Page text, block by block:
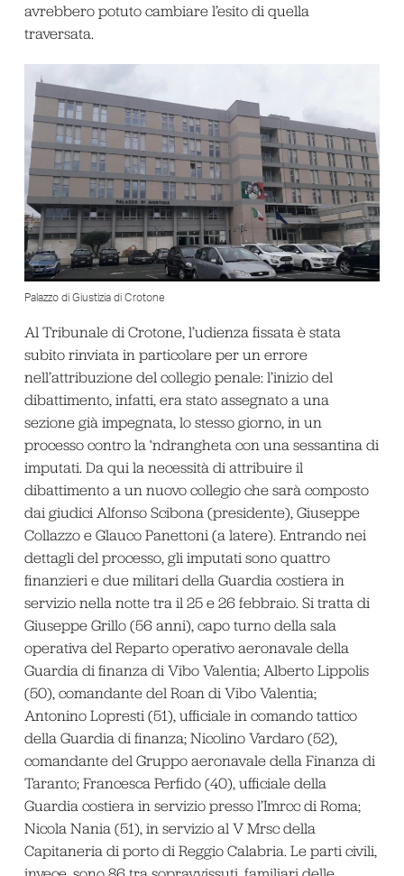
avrebbero potuto cambiare l’esito di quella
traversata.
Palazzo di Giustizia di Crotone
Al Tribunale di Crotone, l’udienza fissata è stata
subito rinviata in particolare per un errore
nell’attribuzione del collegio penale: l’inizio del
dibattimento, infatti, era stato assegnato a una
sezione già impegnata, lo stesso giorno, in un
processo contro la ‘ndrangheta con una sessantina di
imputati. Da qui la necessità di attribuire il
dibattimento a un nuovo collegio che sarà composto
dai giudici Alfonso Scibona (presidente), Giuseppe
Collazzo e Glauco Panettoni (a latere). Entrando nei
dettagli del processo, gli imputati sono quattro
finanzieri e due militari della Guardia costiera in
servizio nella notte tra il 25 e 26 febbraio. Si tratta di
Giuseppe Grillo (56 anni), capo turno della sala
operativa del Reparto operativo aeronavale della
Guardia di finanza di Vibo Valentia; Alberto Lippolis
(50), comandante del Roan di Vibo Valentia;
Antonino Lopresti (51), ufficiale in comando tattico
della Guardia di finanza; Nicolino Vardaro (52),
comandante del Gruppo aeronavale della Finanza di
Taranto; Francesca Perfido (40), ufficiale della
Guardia costiera in servizio presso l’Imrcc di Roma;
Nicola Nania (51), in servizio al V Mrsc della
Capitaneria di porto di Reggio Calabria. Le parti civili,